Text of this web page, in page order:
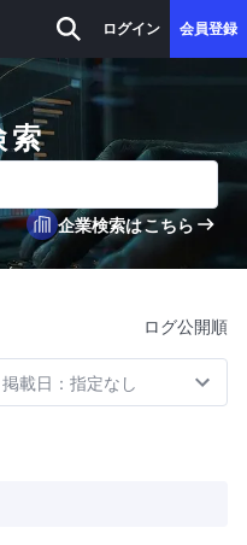
ログイン 会員登録
索
企業検索はこちら
ログ公開順
掲載日：指定なし